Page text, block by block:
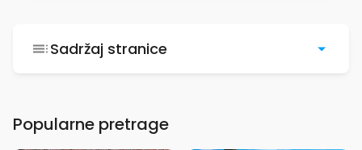
Sadržaj stranice
Popularne pretrage